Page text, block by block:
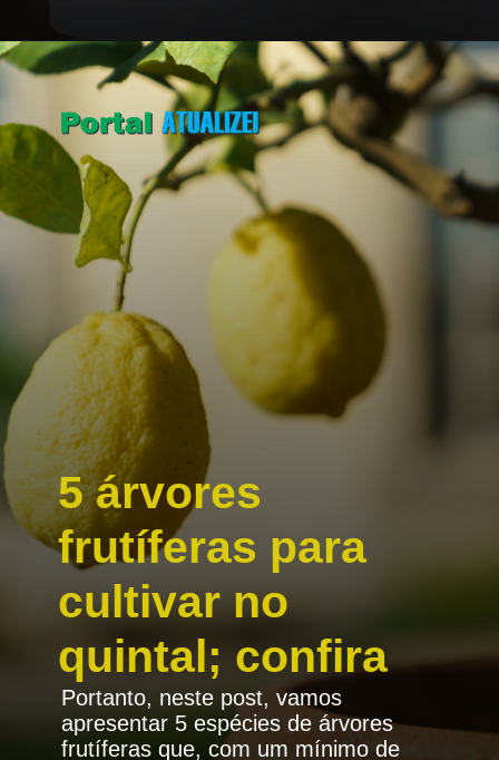
Opening https://portalatualizei.com.br/agro/5-arvores-frutiferas-para-cultivar-no-quintal-confira/15784/
5 árvores
frutíferas para
cultivar no
quintal; confira
Portanto, neste post, vamos
apresentar 5 espécies de árvores
frutíferas que, com um mínimo de